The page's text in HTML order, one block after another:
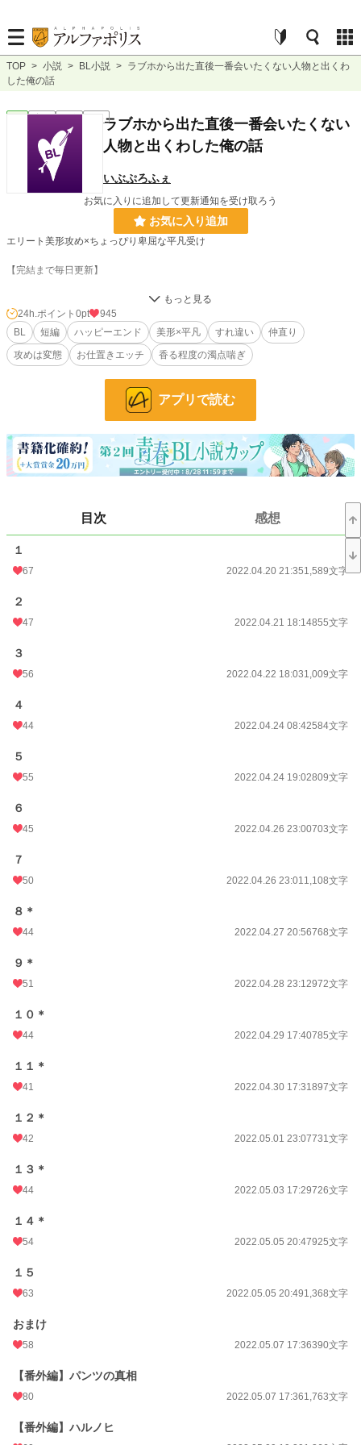
TOP > 小説 > BL小説 > ラブホから出た直後一番会いたくない人物と出くわ
した俺の話
完結 短編
ラブホから出た直後一番会いたくない
人物と出くわした俺の話
いぶぷろふぇ
お気に入りに追加して更新通知を受け取ろう
お気に入り追加
エリート美形攻め×ちょっぴり卑屈な平凡受け
【完結まで毎日更新】
速水慧は、一年も終わろうという大晦日に、最大のピンチを迎えていた。なん
と、ラブホテルの目の前で、恋人である瀧崎亮二が待ち伏せしていたのだ。恋人
がいるにも関わらず女の子とラブホテル、けれどもそんな状況になったのにはあ
る理由があって……？
すれ違い気味になっていたカップルが、ひょんなことから愛を確かめる話。
R１８回には＊をつけてあります。
この作品はTwitterに載せたものを大幅に加筆修正したものです。ムーンライトノ
小説 228,783 位 / 228,783 件
327
24h.ポイント
文字数
更新日時
月間ポイント
累計ポイント
24h.ポイント 0pt
945
BL
短編 ハッピーエンド 美形×平凡 すれ違い
仲直り
攻めは変態
お仕置きエッチ 香る程度の濁点喘ぎ
アプリで読む
目次 感想
１
67 2022.04.20 21:351,589文字
２
47 2022.04.21 18:14855文字
３
56 2022.04.22 18:031,009文字
４
44 2022.04.24 08:42584文字
５
55 2022.04.24 19:02809文字
６
45 2022.04.26 23:00703文字
７
50 2022.04.26 23:011,108文字
８＊
44 2022.04.27 20:56768文字
９＊
51 2022.04.28 23:12972文字
１０＊
44 2022.04.29 17:40785文字
１１＊
41 2022.04.30 17:31897文字
１２＊
42 2022.05.01 23:07731文字
１３＊
44 2022.05.03 17:29726文字
１４＊
54 2022.05.05 20:47925文字
１５
63 2022.05.05 20:491,368文字
おまけ
58 2022.05.07 17:36390文字
【番外編】パンツの真相
80 2022.05.07 17:361,763文字
【番外編】ハルノヒ